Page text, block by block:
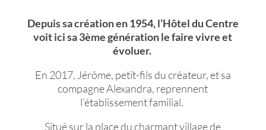
Depuis sa création en 1954, l’Hôtel du Centre
voit ici sa 3ème génération le faire vivre et
évoluer.
En 2017, Jérôme, petit-fils du créateur, et sa
compagne Alexandra, reprennent
l’établissement familial.
Situé sur la place du charmant village de